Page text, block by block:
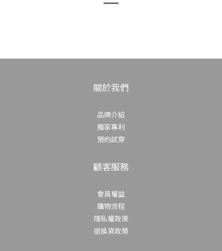
關於我們
品牌介紹
獨家專利
預約試穿
顧客服務
會員權益
購物流程
隱私權政策
退換貨政策